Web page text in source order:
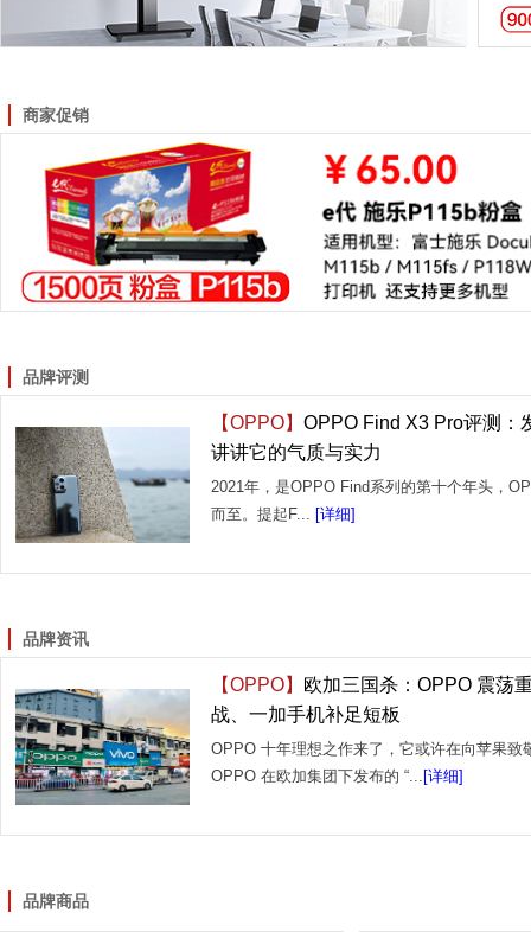
商家促销
品牌评测
【OPPO】OPPO Find X3 Pro评测：
讲讲它的气质与实力
2021年，是OPPO Find系列的第十个年头，
而至。提起F...
[详细]
品牌资讯
【OPPO】 欧加三国杀：OPPO 震荡
战、一加手机补足短板
OPPO 十年理想之作来了，它或许在向苹果致
OPPO 在欧加集团下发布的 “...
[详细]
品牌商品